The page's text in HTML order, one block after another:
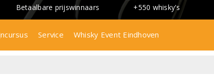
Betaalbare prijswinnaars +550 whisky's
Service Whisky Event Eindhoven